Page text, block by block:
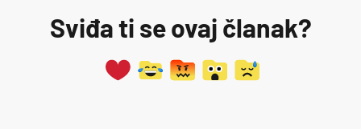
Sviđa ti se ovaj članak?